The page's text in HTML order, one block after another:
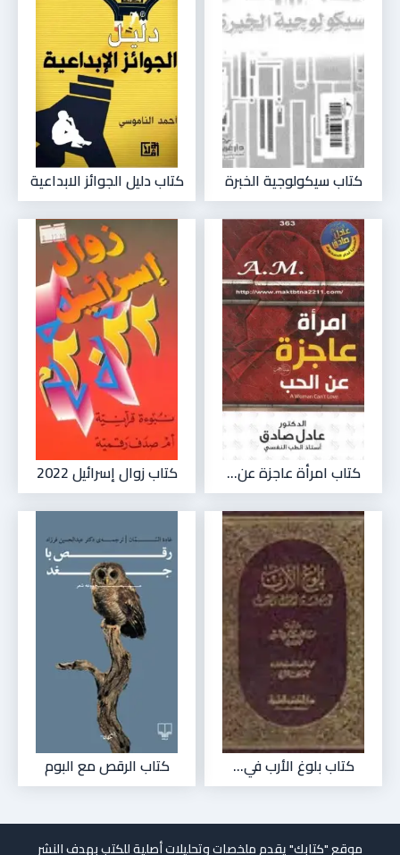
كتاب سيكولوجية الخبرة كتاب دليل الجوائز الابداعية
كتاب امرأة عاجزة عن... كتاب زوال إسرائيل 2022
كتاب بلوغ الأرب في... كتاب الرقص مع البوم
موقع "كتابك" يقدم ملخصات وتحليلات أصلية للكتب بهدف النشر